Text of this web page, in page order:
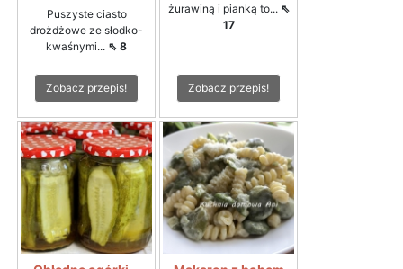
Puszyste ciasto
drożdżowe ze słodko-
kwaśnymi... ⇖ 8
Zobacz przepis!
żurawiną i pianką to... ⇖
17
Zobacz przepis!